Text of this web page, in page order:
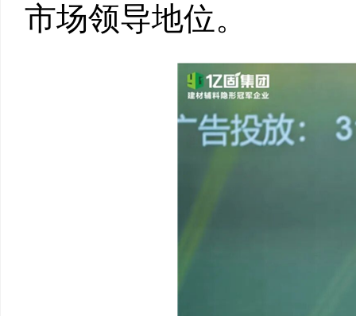
市场领导地位。